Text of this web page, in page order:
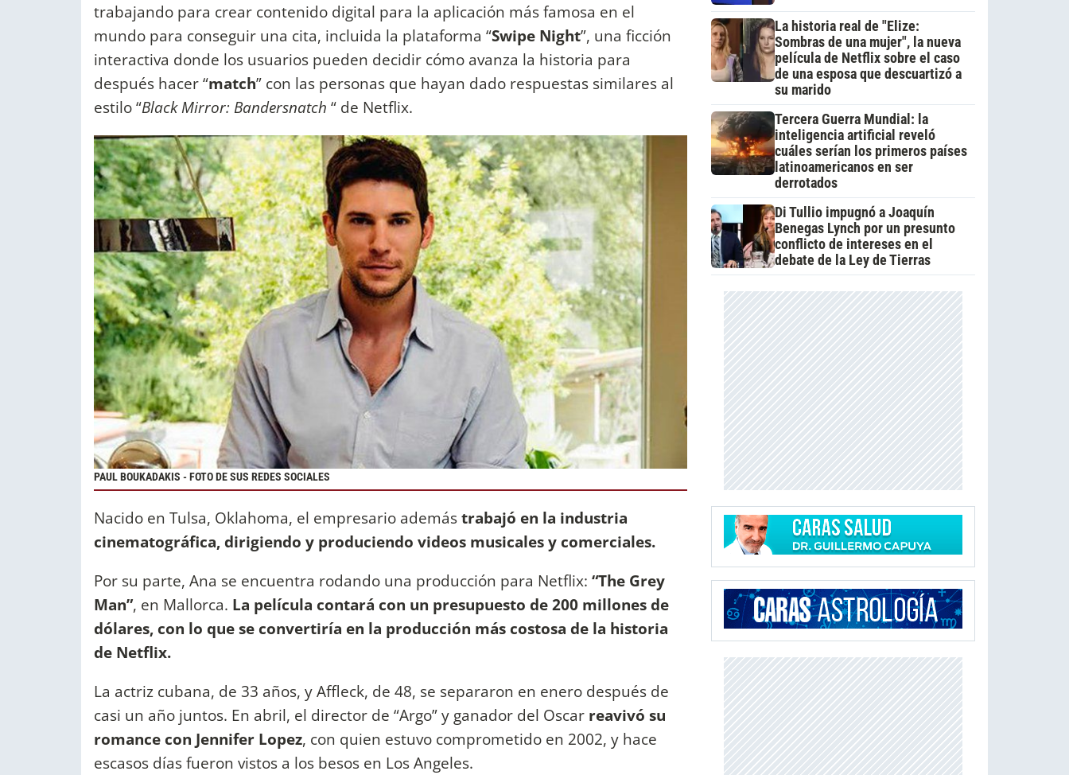
trabajando para crear contenido digital para la aplicación más famosa en el
mundo para conseguir una cita, incluida la plataforma “Swipe Night”, una ficción
interactiva donde los usuarios pueden decidir cómo avanza la historia para
después hacer “match” con las personas que hayan dado respuestas similares al
estilo “Black Mirror: Bandersnatch “ de Netflix.
PAUL BOUKADAKIS - FOTO DE SUS REDES SOCIALES
Nacido en Tulsa, Oklahoma, el empresario ademástrabajó en la industria
cinematográfica, dirigiendo y produciendo videos musicales y comerciales.
Por su parte, Ana se encuentra rodando una producción para Netflix: “The Grey
Man”, en Mallorca. La película contará con un presupuesto de 200 millones de
dólares, con lo que se convertiría en la producción más costosa de la historia
de Netflix.
La actriz cubana, de 33 años, y Affleck, de 48, se separaron en enero después de
casi un año juntos. En abril, el director de “Argo” y ganador del Oscar reavivó su
romance con Jennifer Lopez, con quien estuvo comprometido en 2002, y hace
escasos días fueron vistos a los besos en Los Angeles.
La historia real de "Elize:
Sombras de una mujer", la nueva
película de Netflix sobre el caso
de una esposa que descuartizó a
su marido
Tercera Guerra Mundial: la
inteligencia artificial reveló
cuáles serían los primeros países
latinoamericanos en ser
derrotados
Di Tullio impugnó a Joaquín
Benegas Lynch por un presunto
conflicto de intereses en el
debate de la Ley de Tierras